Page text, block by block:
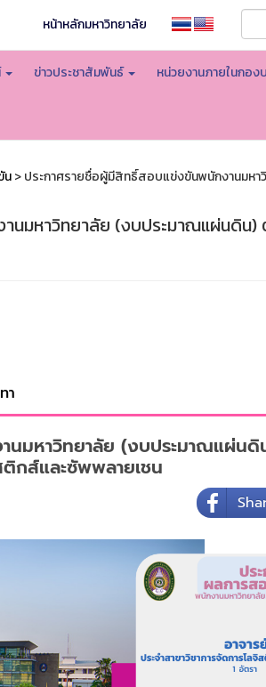
หน้าหลักมหาวิทยาลัย
ข่าวประชาสัมพันธ์ หน่วยงานภายในกอ
น> ประกาศรายชื่อผู้มีสิทธิ์สอบแข่งขันพนักงานมห
นมหาวิทยาลัย (งบประมาณแผ่นดิน)